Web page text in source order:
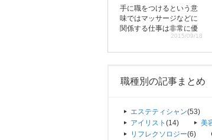
手に職をつけるという意
味ではマッサージなどに
関係する仕事は非常に優
秀です。自分の体さえあ
けることが出来れば独立
の道も見え始めます。
2015/09/18
職種別の記事まとめ
エステティシャン(53)
アイリスト (14) 美
リフレクソロジー(6)